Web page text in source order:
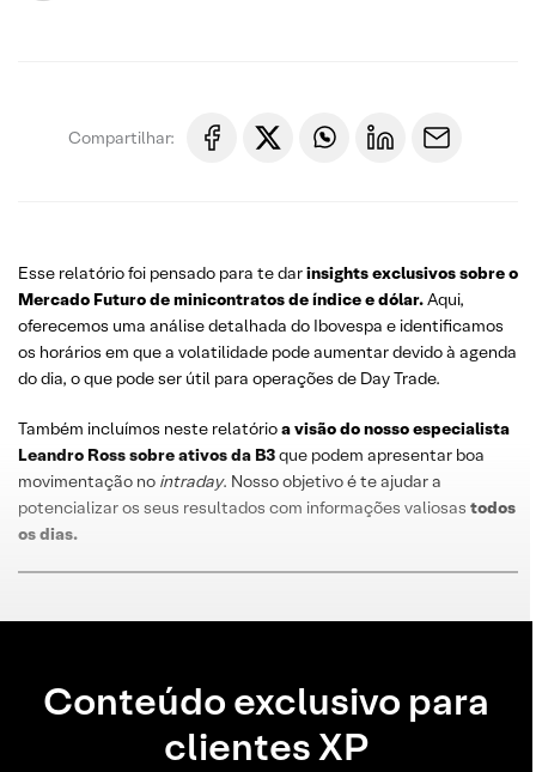
Compartilhar:
Esse relatório foi pensado para te darinsights exclusivos sobre o
Mercado Futurode minicontratos de índice e dólar.Aqui,
oferecemos uma análise detalhada do Ibovespa e identificamos
os horários em que a volatilidade pode aumentar devido à agenda
do dia, o que pode ser útil para operações de Day Trade.
Também incluímos neste relatórioa visão do nosso especialista
Leandro Rosssobreativos da B3que podem apresentar boa
movimentação no intraday. Nosso objetivo é te ajudar a
potencializar os seus resultados com informações valiosas todos
os dias.
Conteúdo exclusivo para
clientes XP